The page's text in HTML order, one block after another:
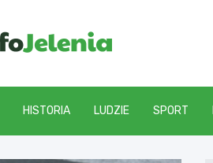
HISTORIA LUDZIE SPORT